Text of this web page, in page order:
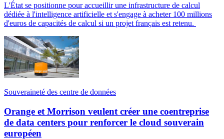
L'État se positionne pour accueillir une infrastructure de calcul
dédiée à l'intelligence artificielle et s'engage à acheter 100 millions
d'euros de capacités de calcul si un projet français est retenu.
Souveraineté des centre de données
Orange et Morrison veulent créer une coentreprise
de data centers pour renforcer le cloud souverain
européen